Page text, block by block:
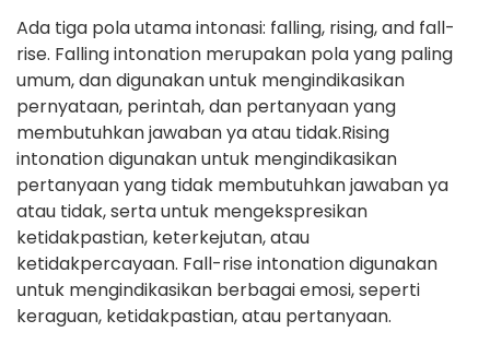
Ada tiga pola utama intonasi: falling, rising, and fall-
rise. Falling intonation merupakan pola yang paling
umum, dan digunakan untuk mengindikasikan
pernyataan, perintah, dan pertanyaan yang
membutuhkan jawaban ya atau tidak.Rising
intonation digunakan untuk mengindikasikan
pertanyaan yang tidak membutuhkan jawaban ya
atau tidak, serta untuk mengekspresikan
ketidakpastian, keterkejutan, atau
ketidakpercayaan. Fall-rise intonation digunakan
untuk mengindikasikan berbagai emosi, seperti
keraguan, ketidakpastian, atau pertanyaan.